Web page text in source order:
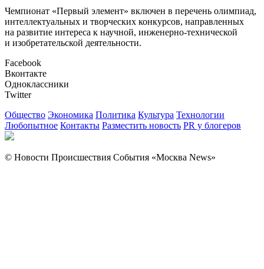
Чемпионат «Первый элемент» включен в перечень олимпиад,
интеллектуальных и творческих конкурсов, направленных
на развитие интереса к научной, инженерно-технической
и изобретательской деятельности.
Facebook
Вконтакте
Одноклассники
Twitter
Общество Экономика Политика Культура Технологии
Любопытное Контакты Разместить новость PR у блогеров
© Новости Происшествия События «Москва News»